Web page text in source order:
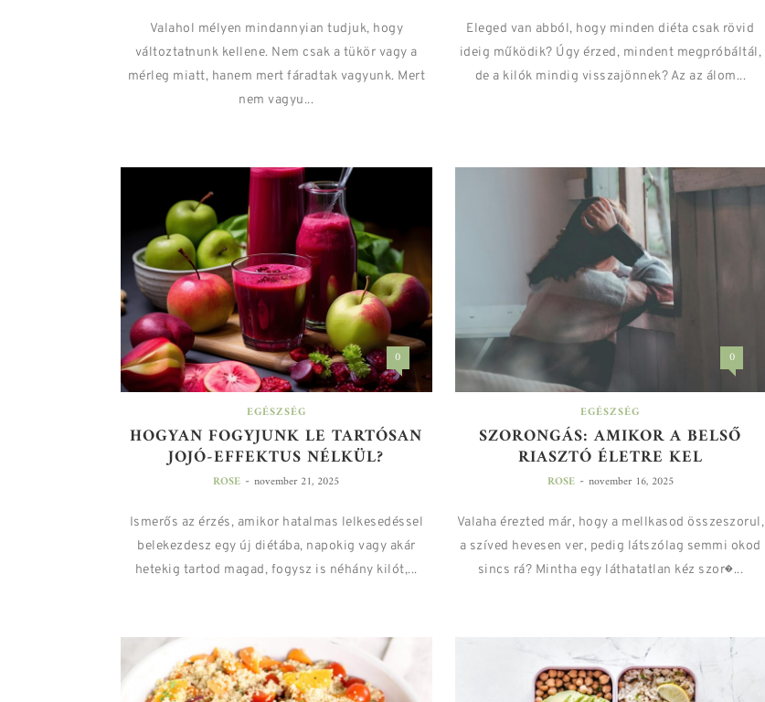
Valahol mélyen mindannyian tudjuk, hogy
változtatnunk kellene. Nem csak a tükör vagy a
mérleg miatt, hanem mert fáradtak vagyunk. Mert
nem vagyu...
Eleged van abból, hogy minden diéta csak rövid
ideig működik? Úgy érzed, mindent megpróbáltál,
de a kilók mindig visszajönnek? Az az álom...
0
EGÉSZSÉG
HOGYAN FOGYJUNK LE TARTÓSAN
JOJÓ-EFFEKTUS NÉLKÜL?
ROSE - november 21, 2025
Ismerős az érzés, amikor hatalmas lelkesedéssel
belekezdesz egy új diétába, napokig vagy akár
hetekig tartod magad, fogysz is néhány kilót,...
0
EGÉSZSÉG
SZORONGÁS: AMIKOR A BELSŐ
RIASZTÓ ÉLETRE KEL
ROSE - november 16, 2025
Valaha érezted már, hogy a mellkasod összeszorul,
a szíved hevesen ver, pedig látszólag semmi okod
sincs rá? Mintha egy láthatatlan kéz szor�...